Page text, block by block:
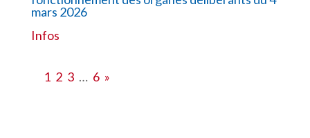
mars 2026
Infos
1 2 3 … 6 »